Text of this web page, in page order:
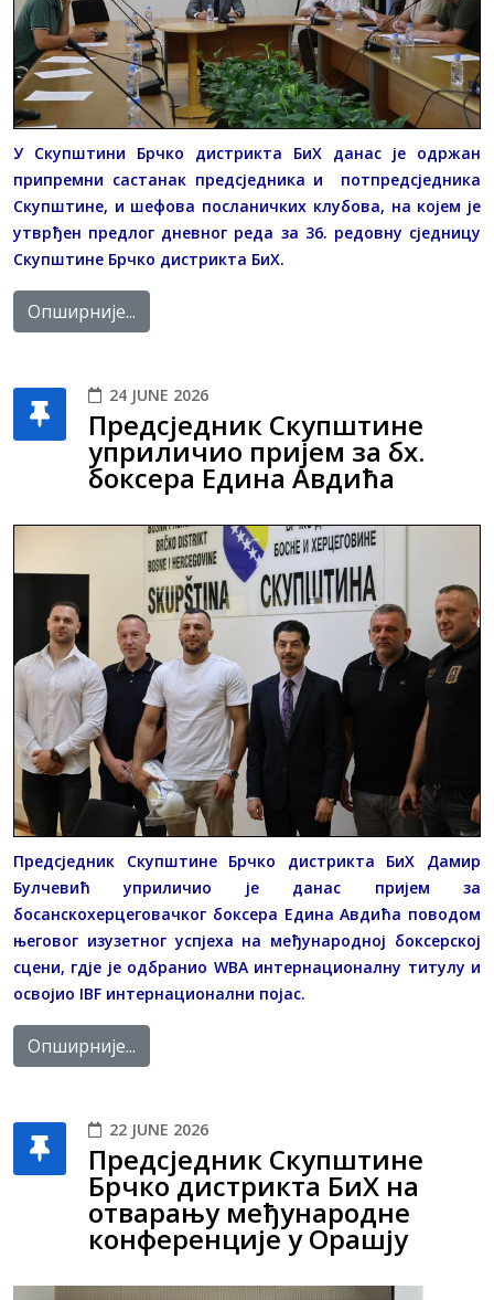
У Скупштини Брчко дистрикта БиХ данас је одржан
припремни састанак предсједника и потпредсједника
Скупштине, и шефова посланичких клубова, на којем је
утврђен предлог дневног реда за 36. редовну сједницу
Скупштине Брчко дистрикта БиХ.
Опширније...
24 JUNE 2026
Предсједник Скупштине
уприличио пријем за бх.
боксера Едина Авдића
Предсједник Скупштине Брчко дистрикта БиХ Дамир
Булчевић уприличио је данас пријем за
босанскохерцеговачког боксера Едина Авдића поводом
његовог изузетног успјеха на међународној боксерској
сцени, гдје је одбранио WBA интернационалну титулу и
освојио IBF интернационални појас.
Опширније...
22 JUNE 2026
Предсједник Скупштине
Брчко дистрикта БиХ на
отварању међународне
конференције у Орашју